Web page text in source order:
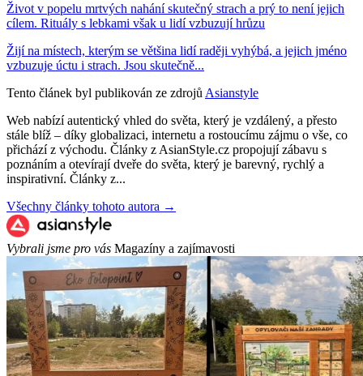
Život v popelu mrtvých nahání skutečný strach a prý to není jejich
cílem. Rituály s lebkami však u lidí vzbuzují hrůzu
Žijí na místech, kterým se většina lidí raději vyhýbá, a jejich jméno
vzbuzuje úctu i strach. Jsou skutečně...
Tento článek byl publikován ze zdrojů Asianstyle
Web nabízí autentický vhled do světa, který je vzdálený, a přesto
stále blíž – díky globalizaci, internetu a rostoucímu zájmu o vše, co
přichází z východu. Články z AsianStyle.cz propojují zábavu s
poznáním a otevírají dveře do světa, který je barevný, rychlý a
inspirativní. Články z...
Všechny články tohoto autora →
Vybrali jsme pro vás Magazíny a zajímavosti